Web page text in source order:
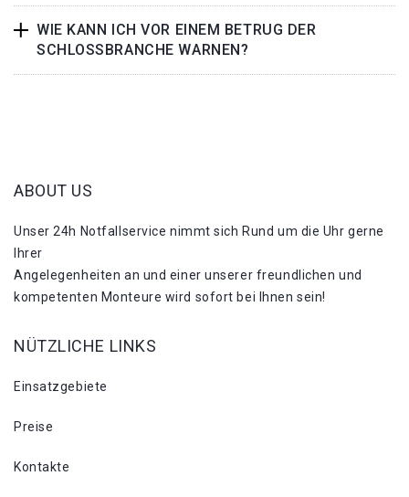
WIE KANN ICH VOR EINEM BETRUG DER
SCHLOSSBRANCHE WARNEN?
ABOUT US
Unser 24h Notfallservice nimmt sich Rund um die Uhr gerne
Ihrer
Angelegenheiten an und einer unserer freundlichen und
kompetenten Monteure wird sofort bei Ihnen sein!
NÜTZLICHE LINKS
Einsatzgebiete
Preise
Kontakte